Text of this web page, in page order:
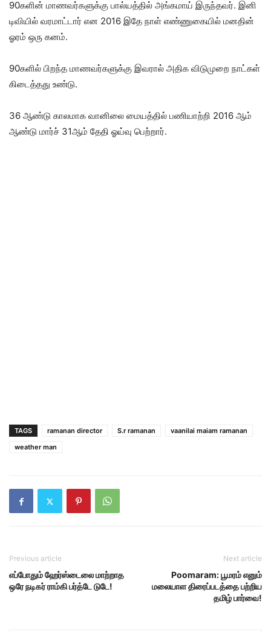
90களின் மாணவர்களுக்கு பால்யத்தில் அங்கமாய் இருந்தவர். இனி
டிவியில் வரமாட்டார் என 2016 இதே நாள் எண்ணுகையில் மனதின்
ஓரம் ஒரு கனம்.
90களில் பிறந்த மாணவர்களுக்கு இவரால் அதிக விடுமுறை நாட்கள்
கிடைத்தது உண்டு.
36 ஆண்டு காலமாக வானிலை மையத்தில் பணியாற்றி 2016 ஆம்
ஆண்டு மார்ச் 31ஆம் தேதி ஓய்வு பெற்றார்.
TAGS ramanan director S.r ramanan
vaanilai maiam ramanan
weather man
Previous article
எப்போதும் ஹேர்ஸ்டைலை மாற்றாத
ஒரே நடிகர் ராம்கி பர்த்டே டுடே!
Next article
Poomaram: பூமரம் எனும்
மலையாள திரைப்படத்தை பற்றிய
தமிழ் பார்வை!